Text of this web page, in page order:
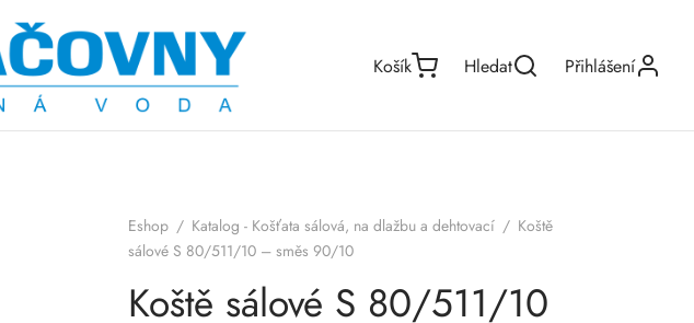
Košík Hledat Přihlášení
Eshop / Katalog - Košťata sálová, na dlažbu a dehtovací / Koště
sálové S 80/511/10 – směs 90/10
Koště sálové S 80/511/10